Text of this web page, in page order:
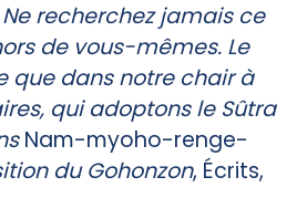
Ne recherchez jamais ce
de vous-mêmes. Le
que dans notre chair à
qui adoptons le Sûtra
Nam-myoho-renge-
du Gohonzon, Écrits,